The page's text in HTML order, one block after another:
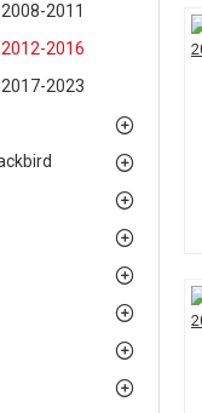
2011
2016
2023